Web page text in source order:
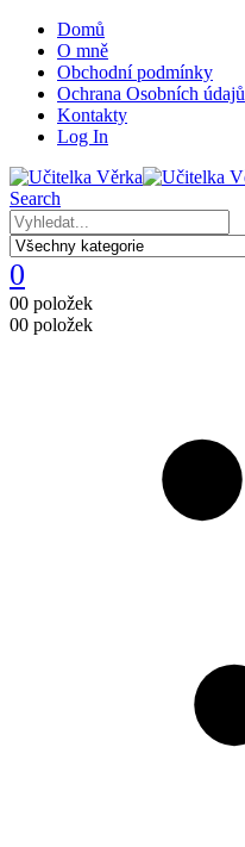
Domů
O mně
Obchodní podmínky
Ochrana Osobních údajů
Kontakty
Log In
Search
0
00 položek
00 položek